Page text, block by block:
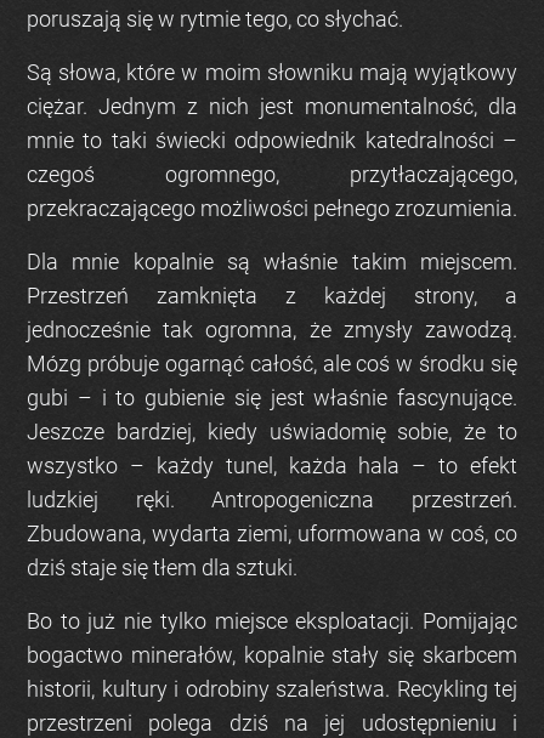
poruszają się w rytmie tego, co słychać.
Są słowa, które w moim słowniku mają wyjątkowy
ciężar. Jednym z nich jest monumentalność, dla
mnie to taki świecki odpowiednik katedralności –
czegoś ogromnego, przytłaczającego,
przekraczającego możliwości pełnego zrozumienia.
Dla mnie kopalnie są właśnie takim miejscem.
Przestrzeń zamknięta z każdej strony, a
jednocześnie tak ogromna, że zmysły zawodzą.
Mózg próbuje ogarnąć całość, ale coś w środku się
gubi – i to gubienie się jest właśnie fascynujące.
Jeszcze bardziej, kiedy uświadomię sobie, że to
wszystko – każdy tunel, każda hala – to efekt
ludzkiej ręki. Antropogeniczna przestrzeń.
Zbudowana, wydarta ziemi, uformowana w coś, co
dziś staje się tłem dla sztuki.
Bo to już nie tylko miejsce eksploatacji. Pomijając
bogactwo minerałów, kopalnie stały się skarbcem
historii, kultury i odrobiny szaleństwa. Recykling tej
przestrzeni polega dziś na jej udostępnieniu i